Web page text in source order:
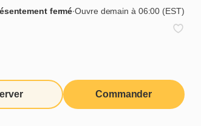
fermé∙Ouvre demain à 06:00 (EST)
Commander